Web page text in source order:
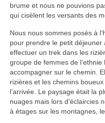
Iran
Malte
Préparatifs
Autres voyages
Bolivie
brume et nous ne pouvions
qui cisèlent les versants des
Nous nous sommes posés à
pour prendre le petit
effectuer un trek dans les
groupe de femmes de
accompagner sur le chemin.
rizières et les chemins
l’arrivée. Le paysage était la
nuages mais lors d’éclaircies
à étages sur les montagnes,